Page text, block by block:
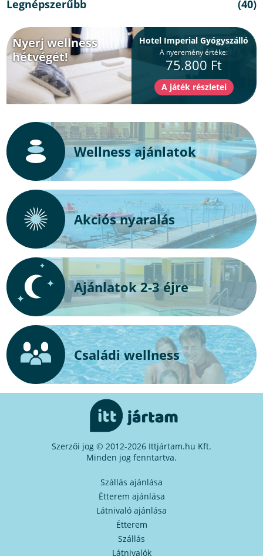
Legnépszerűbb
(40)
Nyerj wellness
hétvégét!
Hotel Imperial Gyógyszálló
A nyeremény értéke:
75.800 Ft
Wellness ajánlatok
Akciós nyaralás
Ajánlatok 2-3 éjre
Családi wellness
Szerzői jog © 2012-2026 Ittjártam.hu Kft.
Minden jog fenntartva.
Szállás ajánlása
Étterem ajánlása
Látnivaló ajánlása
Étterem
Szállás
Látnivalók